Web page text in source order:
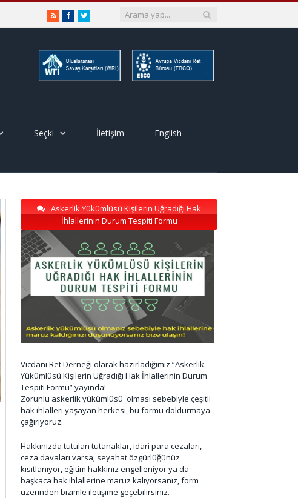
RSSFacebookTwitter
Seçki İletişim English
Askerlik Yükümlüsü Kişilerin Uğradığı Hak
İhlallerinin Durum Tespiti Formu
Vicdani Ret Derneği olarak hazırladığımız “Askerlik
Yükümlüsü Kişilerin Uğradığı Hak İhlallerinin Durum
Tespiti Formu” yayında!
Zorunlu askerlik yükümlüsü olması sebebiyle çeşitli
hak ihlalleri yaşayan herkesi, bu formu doldurmaya
çağırıyoruz.
Hakkınızda tutulan tutanaklar, idari para cezaları,
ceza davaları varsa; seyahat özgürlüğünüz
kısıtlanıyor, eğitim hakkınız engelleniyor ya da
başkaca hak ihlallerine maruz kalıyorsanız, form
üzerinden bizimle iletişime geçebilirsiniz.